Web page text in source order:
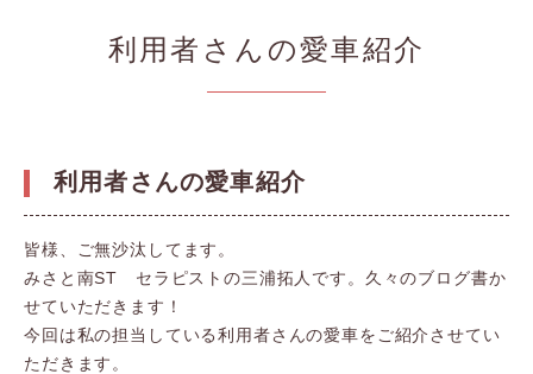
利用者さんの愛車紹介
利用者さんの愛車紹介
皆様、ご無沙汰してます。
みさと南ST セラピストの三浦拓人です。久々のブログ書か
せていただきます！
今回は私の担当している利用者さんの愛車をご紹介させてい
ただきます。